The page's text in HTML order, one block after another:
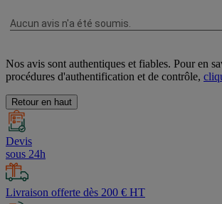
Nos avis sont authentiques et fiables. Pour en
procédures d'authentification et de contrôle,
Retour en haut
Devis
sous 24h
Livraison offerte dès 200 € HT